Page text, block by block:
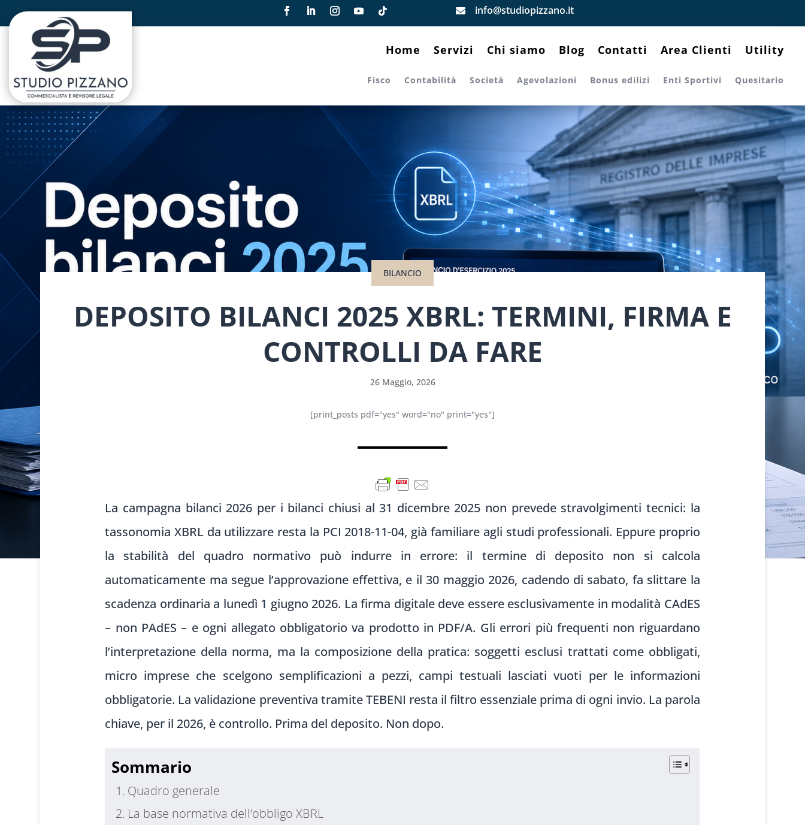
 info@studiopizzano.it
Home Servizi Chi siamo Blog Contatti Area Clienti Utility
Fisco Contabilità Società Agevolazioni Bonus edilizi Enti Sportivi Quesitario
BILANCIO
DEPOSITO BILANCI 2025 XBRL: TERMINI, FIRMA E
CONTROLLI DA FARE
26 Maggio, 2026
[print_posts pdf="yes" word="no" print="yes"]
La campagna bilanci 2026 per i bilanci chiusi al 31 dicembre 2025 non prevede stravolgimenti tecnici: la
tassonomia XBRL da utilizzare resta la PCI 2018-11-04, già familiare agli studi professionali. Eppure proprio
la stabilità del quadro normativo può indurre in errore: il termine di deposito non si calcola
automaticamente ma segue l’approvazione effettiva, e il 30 maggio 2026, cadendo di sabato, fa slittare la
scadenza ordinaria a lunedì 1 giugno 2026. La firma digitale deve essere esclusivamente in modalità CAdES
– non PAdES – e ogni allegato obbligatorio va prodotto in PDF/A. Gli errori più frequenti non riguardano
l’interpretazione della norma, ma la composizione della pratica: soggetti esclusi trattati come obbligati,
micro imprese che scelgono semplificazioni a pezzi, campi testuali lasciati vuoti per le informazioni
obbligatorie. La validazione preventiva tramite TEBENI resta il filtro essenziale prima di ogni invio. La parola
chiave, per il 2026, è controllo. Prima del deposito. Non dopo.
Sommario
Quadro generale
La base normativa dell’obbligo XBRL